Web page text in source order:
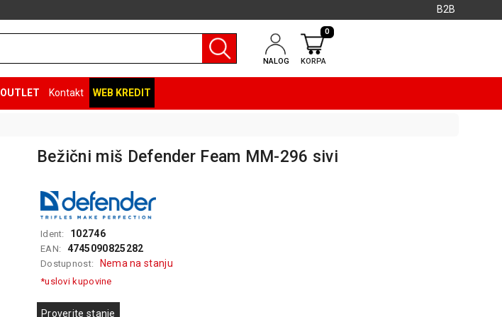
B2B
NALOG KORPA
0
OUTLET Kontakt WEB KREDIT
Bežični miš Defender Feam MM-296 sivi
Ident: 102746
EAN: 4745090825282
Dostupnost: Nema na stanju
*uslovi kupovine
Proverite stanje